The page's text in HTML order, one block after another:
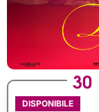
30
DISPONIBILE